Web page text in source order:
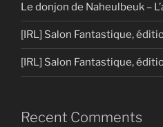
Le donjon de Naheulbeuk –
[IRL] Salon Fantastique,
[IRL] Salon Fantastique,
Recent Comments